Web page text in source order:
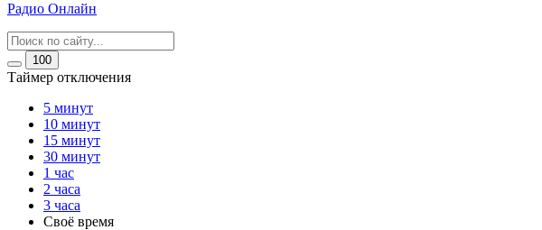
Радио Онлайн
100
Таймер отключения
5 минут
10 минут
15 минут
30 минут
1 час
2 часа
3 часа
Своё время